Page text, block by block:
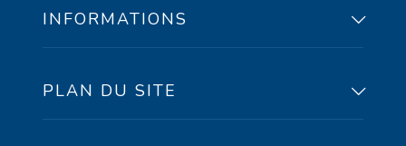
INFORMATIONS
91, rue Peel, bureau
PLAN DU SITE